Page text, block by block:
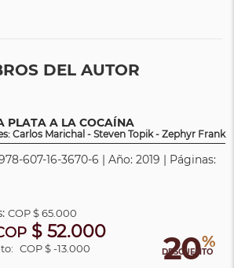
DEL AUTOR
PLATA A LA COCAÍNA
Carlos Marichal - Steven Topik - Zephyr Frank
607-16-3670-6 | Año: 2019 | Páginas:
20%
DESCUENTO
COP$ 65.000
$ 52.000
COP $ -13.000